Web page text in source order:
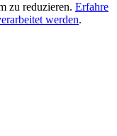
zu reduzieren. Erfahre
werden.